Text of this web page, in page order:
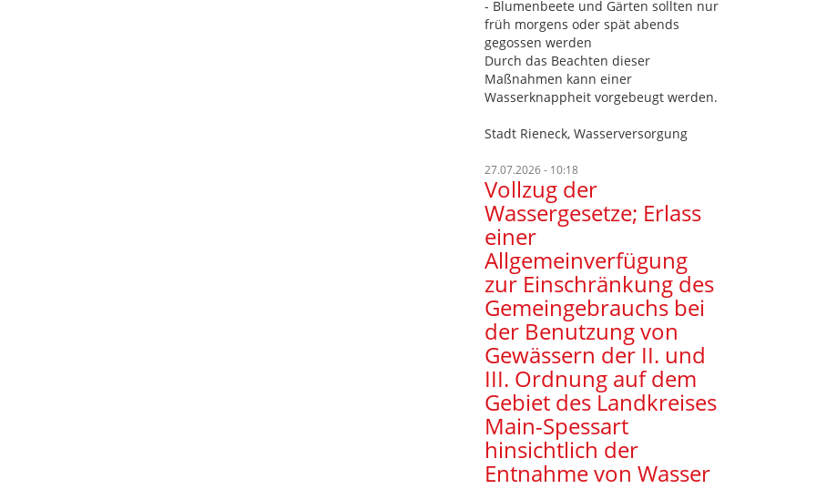
- Blumenbeete und Gärten sollten nur
früh morgens oder spät abends
gegossen werden
Durch das Beachten dieser
Maßnahmen kann einer
Wasserknappheit vorgebeugt werden.
Stadt Rieneck, Wasserversorgung
27.07.2026 - 10:18
Vollzug der
Wassergesetze; Erlass
einer
Allgemeinverfügung
zur Einschränkung des
Gemeingebrauchs bei
der Benutzung von
Gewässern der II. und
III. Ordnung auf dem
Gebiet des Landkreises
Main-Spessart
hinsichtlich der
Entnahme von Wasser